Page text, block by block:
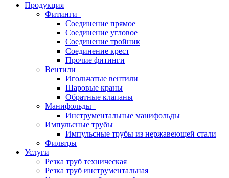
Продукция
Фитинги
Соединение прямое
Соединение угловое
Соединение тройник
Соединение крест
Прочие фитинги
Вентили
Игольчатые вентили
Шаровые краны
Обратные клапаны
Манифольды
Инструментальные манифольды
Импульсные трубы
Импульсные трубы из нержавеющей стали
Фильтры
Услуги
Резка труб техническая
Резка труб инструментальная